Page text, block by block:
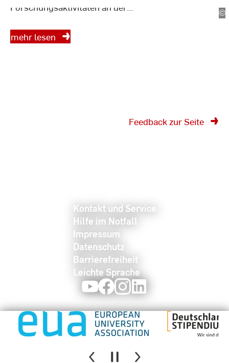
©
Forschungsaktivitäten an der
sich auch in den zahlreichen
Projekten der einzelnen
mehr lesen
Feedback zur Seite
Kontakt und Service
Hilfe im Notfall
Impressum
Datenschutz
Barrierefreiheit
Leichte Sprache
YoutubeFacebookInstagram